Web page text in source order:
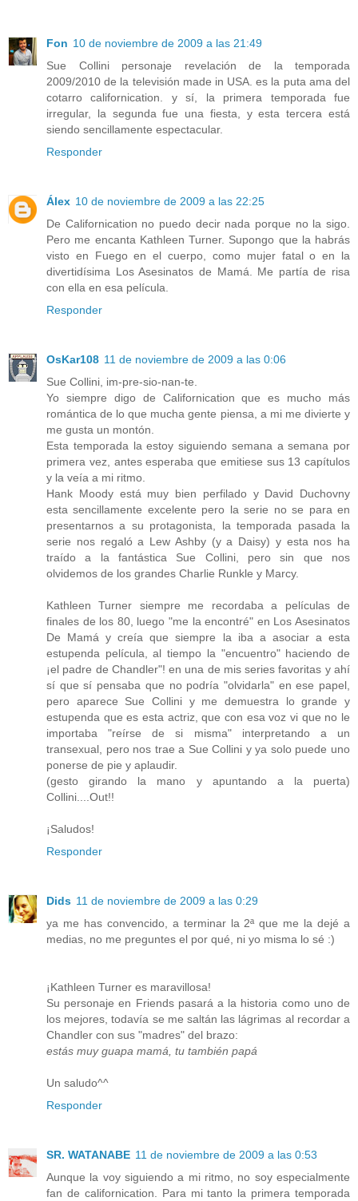
Fon 10 de noviembre de 2009 a las 21:49
Sue Collini personaje revelación de la temporada
2009/2010 de la televisión made in USA. es la puta ama del
cotarro californication. y sí, la primera temporada fue
irregular, la segunda fue una fiesta, y esta tercera está
siendo sencillamente espectacular.
Responder
Álex 10 de noviembre de 2009 a las 22:25
De Californication no puedo decir nada porque no la sigo.
Pero me encanta Kathleen Turner. Supongo que la habrás
visto en Fuego en el cuerpo, como mujer fatal o en la
divertidísima Los Asesinatos de Mamá. Me partía de risa
con ella en esa película.
Responder
OsKar108 11 de noviembre de 2009 a las 0:06
Sue Collini, im-pre-sio-nan-te.
Yo siempre digo de Californication que es mucho más
romántica de lo que mucha gente piensa, a mi me divierte y
me gusta un montón.
Esta temporada la estoy siguiendo semana a semana por
primera vez, antes esperaba que emitiese sus 13 capítulos
y la veía a mi ritmo.
Hank Moody está muy bien perfilado y David Duchovny
esta sencillamente excelente pero la serie no se para en
presentarnos a su protagonista, la temporada pasada la
serie nos regaló a Lew Ashby (y a Daisy) y esta nos ha
traído a la fantástica Sue Collini, pero sin que nos
olvidemos de los grandes Charlie Runkle y Marcy.
Kathleen Turner siempre me recordaba a películas de
finales de los 80, luego "me la encontré" en Los Asesinatos
De Mamá y creía que siempre la iba a asociar a esta
estupenda película, al tiempo la "encuentro" haciendo de
¡el padre de Chandler"! en una de mis series favoritas y ahí
sí que sí pensaba que no podría "olvidarla" en ese papel,
pero aparece Sue Collini y me demuestra lo grande y
estupenda que es esta actriz, que con esa voz vi que no le
importaba "reírse de si misma" interpretando a un
transexual, pero nos trae a Sue Collini y ya solo puede uno
ponerse de pie y aplaudir.
(gesto girando la mano y apuntando a la puerta)
Collini....Out!!
¡Saludos!
Responder
Dids 11 de noviembre de 2009 a las 0:29
ya me has convencido, a terminar la 2ª que me la dejé a
medias, no me preguntes el por qué, ni yo misma lo sé :)
¡Kathleen Turner es maravillosa!
Su personaje en Friends pasará a la historia como uno de
los mejores, todavía se me saltán las lágrimas al recordar a
Chandler con sus "madres" del brazo:
estás muy guapa mamá, tu también papá
Un saludo^^
Responder
SR. WATANABE 11 de noviembre de 2009 a las 0:53
Aunque la voy siguiendo a mi ritmo, no soy especialmente
fan de californication. Para mi tanto la primera temporada